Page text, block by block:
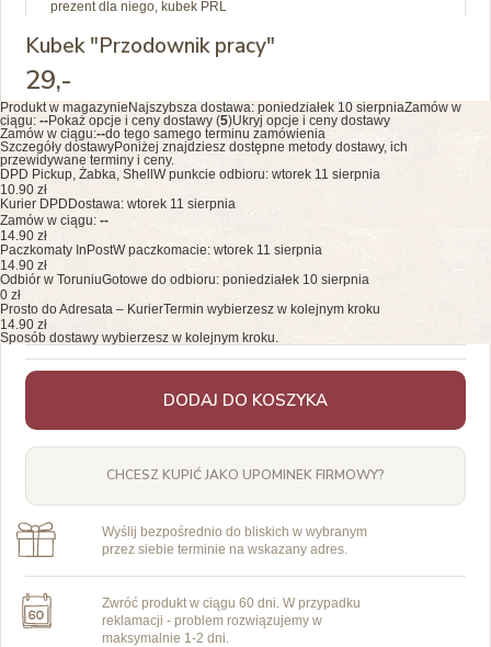
prezent dla niego, kubek PRL
Kubek "Przodownik pracy"
29,-
Produkt w magazynieNajszybsza dostawa: poniedziałek 10 sierpniaZamów w
ciągu: --Pokaż opcje i ceny dostawy (5)Ukryj opcje i ceny dostawy
Zamów w ciągu:--do tego samego terminu zamówienia
Szczegóły dostawyPoniżej znajdziesz dostępne metody dostawy, ich
przewidywane terminy i ceny.
DPD Pickup, Żabka, Shell W punkcie odbioru: wtorek 11 sierpnia
10.90 zł
Kurier DPD Dostawa: wtorek 11 sierpnia
Zamów w ciągu: --
14.90 zł
Paczkomaty InPostW paczkomacie: wtorek 11 sierpnia
14.90 zł
Odbiór w ToruniuGotowe do odbioru: poniedziałek 10 sierpnia
0 zł
Prosto do Adresata – KurierTermin wybierzesz w kolejnym kroku
14.90 zł
Sposób dostawy wybierzesz w kolejnym kroku.
DODAJ DO KOSZYKA
CHCESZ KUPIĆ JAKO UPOMINEK FIRMOWY?
Wyślij bezpośrednio do bliskich w wybranym
przez siebie terminie na wskazany adres.
Zwróć produkt w ciągu 60 dni. W przypadku
reklamacji - problem rozwiązujemy w
maksymalnie 1-2 dni.